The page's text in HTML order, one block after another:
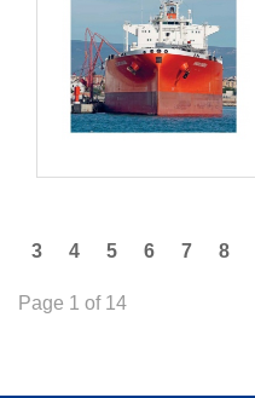
3 4 5 6 7 8
Page 1 of 14